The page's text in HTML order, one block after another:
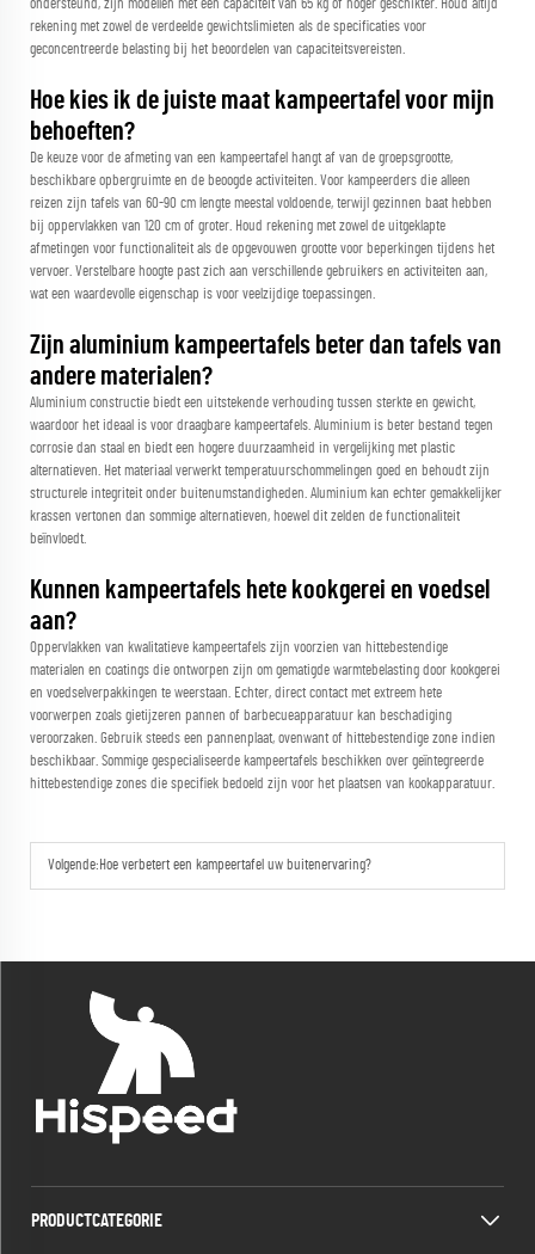
ondersteund, zijn modellen met een capaciteit van 65 kg of hoger geschikter. Houd altijd
rekening met zowel de verdeelde gewichtslimieten als de specificaties voor
geconcentreerde belasting bij het beoordelen van capaciteitsvereisten.
Hoe kies ik de juiste maat kampeertafel voor mijn
behoeften?
De keuze voor de afmeting van een kampeertafel hangt af van de groepsgrootte,
beschikbare opbergruimte en de beoogde activiteiten. Voor kampeerders die alleen
reizen zijn tafels van 60-90 cm lengte meestal voldoende, terwijl gezinnen baat hebben
bij oppervlakken van 120 cm of groter. Houd rekening met zowel de uitgeklapte
afmetingen voor functionaliteit als de opgevouwen grootte voor beperkingen tijdens het
vervoer. Verstelbare hoogte past zich aan verschillende gebruikers en activiteiten aan,
wat een waardevolle eigenschap is voor veelzijdige toepassingen.
Zijn aluminium kampeertafels beter dan tafels van
andere materialen?
Aluminium constructie biedt een uitstekende verhouding tussen sterkte en gewicht,
waardoor het ideaal is voor draagbare kampeertafels. Aluminium is beter bestand tegen
corrosie dan staal en biedt een hogere duurzaamheid in vergelijking met plastic
alternatieven. Het materiaal verwerkt temperatuurschommelingen goed en behoudt zijn
structurele integriteit onder buitenumstandigheden. Aluminium kan echter gemakkelijker
krassen vertonen dan sommige alternatieven, hoewel dit zelden de functionaliteit
beïnvloedt.
Kunnen kampeertafels hete kookgerei en voedsel
aan?
Oppervlakken van kwalitatieve kampeertafels zijn voorzien van hittebestendige
materialen en coatings die ontworpen zijn om gematigde warmtebelasting door kookgerei
en voedselverpakkingen te weerstaan. Echter, direct contact met extreem hete
voorwerpen zoals gietijzeren pannen of barbecueapparatuur kan beschadiging
veroorzaken. Gebruik steeds een pannenplaat, ovenwant of hittebestendige zone indien
beschikbaar. Sommige gespecialiseerde kampeertafels beschikken over geïntegreerde
hittebestendige zones die specifiek bedoeld zijn voor het plaatsen van kookapparatuur.
Volgende:Hoe verbetert een kampeertafel uw buitenervaring?
PRODUCTCATEGORIE